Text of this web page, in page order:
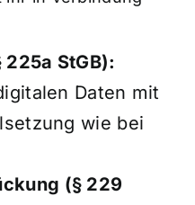
StGB):
Daten mit
wie bei
(§ 229